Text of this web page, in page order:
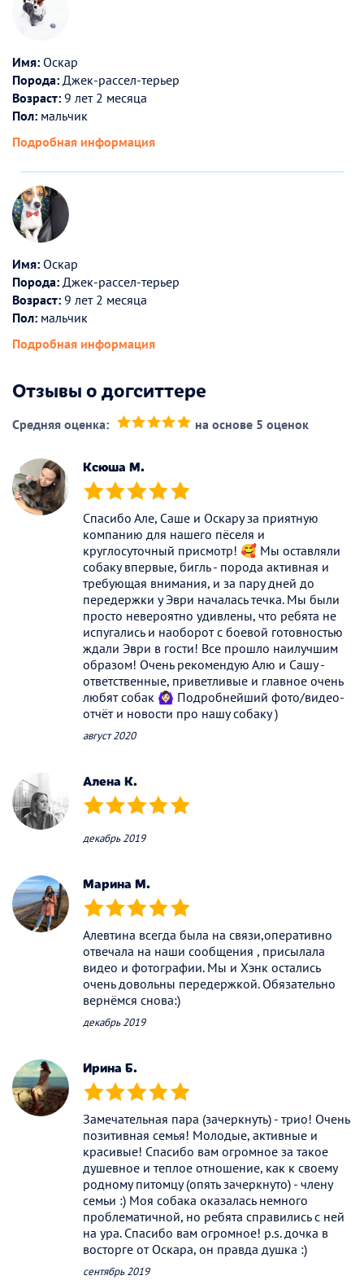
Имя: Оскар
Порода: Джек-рассел-терьер
Возраст: 9 лет 2 месяца
Пол: мальчик
Подробная информация
Имя: Оскар
Порода: Джек-рассел-терьер
Возраст: 9 лет 2 месяца
Пол: мальчик
Подробная информация
Отзывы о догситтере
Средняя оценка: на основе 5 оценок
Ксюша М.
(*) (*) (*) (*) (*)
Спасибо Але, Саше и Оскару за приятную
компанию для нашего пёселя и
круглосуточный присмотр! 🥰 Мы оставляли
собаку впервые, бигль - порода активная и
требующая внимания, и за пару дней до
передержки у Эври началась течка. Мы были
просто невероятно удивлены, что ребята не
испугались и наоборот с боевой готовностью
ждали Эври в гости! Все прошло наилучшим
образом! Очень рекомендую Алю и Сашу -
ответственные, приветливые и главное очень
любят собак 🙆🏻‍♀️ Подробнейший фото/видео-
отчёт и новости про нашу собаку )
август 2020
Алена К.
(*) (*) (*) (*) (*)
декабрь 2019
Марина М.
(*) (*) (*) (*) (*)
Алевтина всегда была на связи,оперативно
отвечала на наши сообщения , присылала
видео и фотографии. Мы и Хэнк остались
очень довольны передержкой. Обязательно
вернёмся снова:)
декабрь 2019
Ирина Б.
(*) (*) (*) (*) (*)
Замечательная пара (зачеркнуть) - трио! Очень
позитивная семья! Молодые, активные и
красивые! Спасибо вам огромное за такое
душевное и теплое отношение, как к своему
родному питомцу (опять зачеркнуто) - члену
семьи :) Моя собака оказалась немного
проблематичной, но ребята справились с ней
на ура. Спасибо вам огромное! p.s. дочка в
восторге от Оскара, он правда душка :)
сентябрь 2019